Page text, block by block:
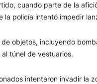
cuando parte de la
la policía intentó impedir
objetos, incluyendo
túnel de vestuarios.
intentaron invadir la